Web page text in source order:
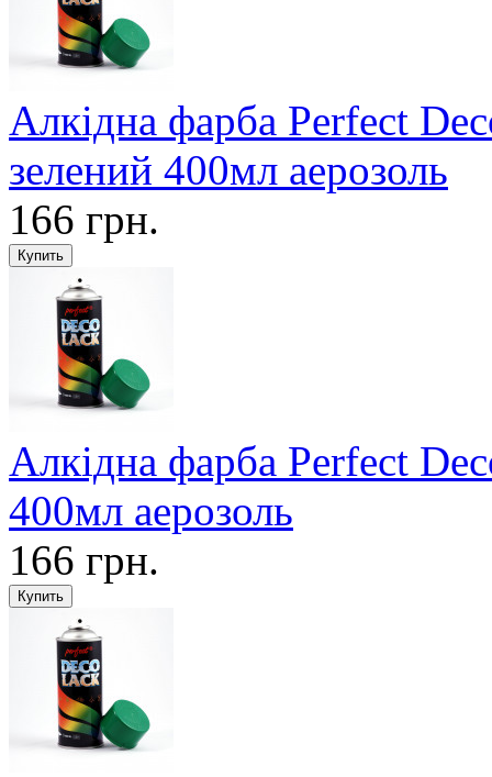
Алкідна фарба Perfect
зелений 400мл аерозоль
166 грн.
Алкідна фарба Perfect
400мл аерозоль
166 грн.